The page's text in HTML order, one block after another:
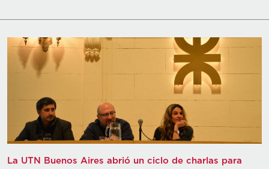
La UTN Buenos Aires abrió un ciclo de charlas para